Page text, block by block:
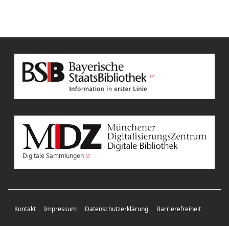
Digitale Sammlungen
Kontakt Impressum Datenschutzerklärung Barrierefreiheit